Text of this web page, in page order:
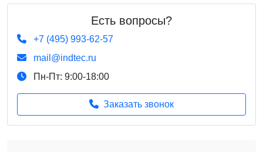
Есть вопросы?
+7 (495) 993-62-57
mail@indtec.ru
Пн-Пт: 9:00-18:00
Заказать звонок